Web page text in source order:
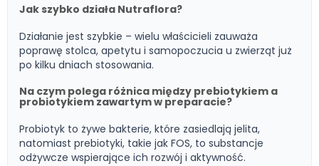
Jak szybko działa Nutraflora?
Działanie jest szybkie – wielu właścicieli zauważa
poprawę stolca, apetytu i samopoczucia u zwierząt już
po kilku dniach stosowania.
Na czym polega różnica między prebiotykiem a
probiotykiem zawartym w preparacie?
Probiotyk to żywe bakterie, które zasiedlają jelita,
natomiast prebiotyki, takie jak FOS, to substancje
odżywcze wspierające ich rozwój i aktywność.